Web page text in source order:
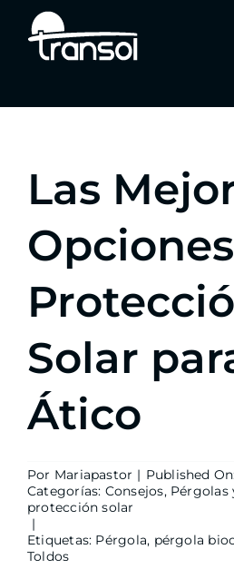
contenido
Las
Solar
Ático
Por Mariapastor | Published
Categorías: Consejos, Pérgolas
protección solar
|
Etiquetas: Pérgola, pérgola
Toldos